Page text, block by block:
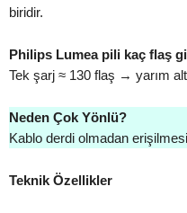
biridir.
Philips Lumea pili kaç flaş
Tek şarj ≈ 130 flaş → yarım
Neden Çok Yönlü?
Kablo derdi olmadan
Teknik Özellikler